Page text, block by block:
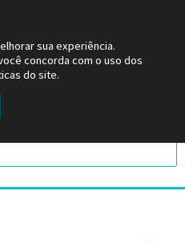
sua experiência.
concorda com o uso dos
do site.